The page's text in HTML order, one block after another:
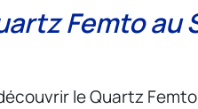
Femto au
le Quartz